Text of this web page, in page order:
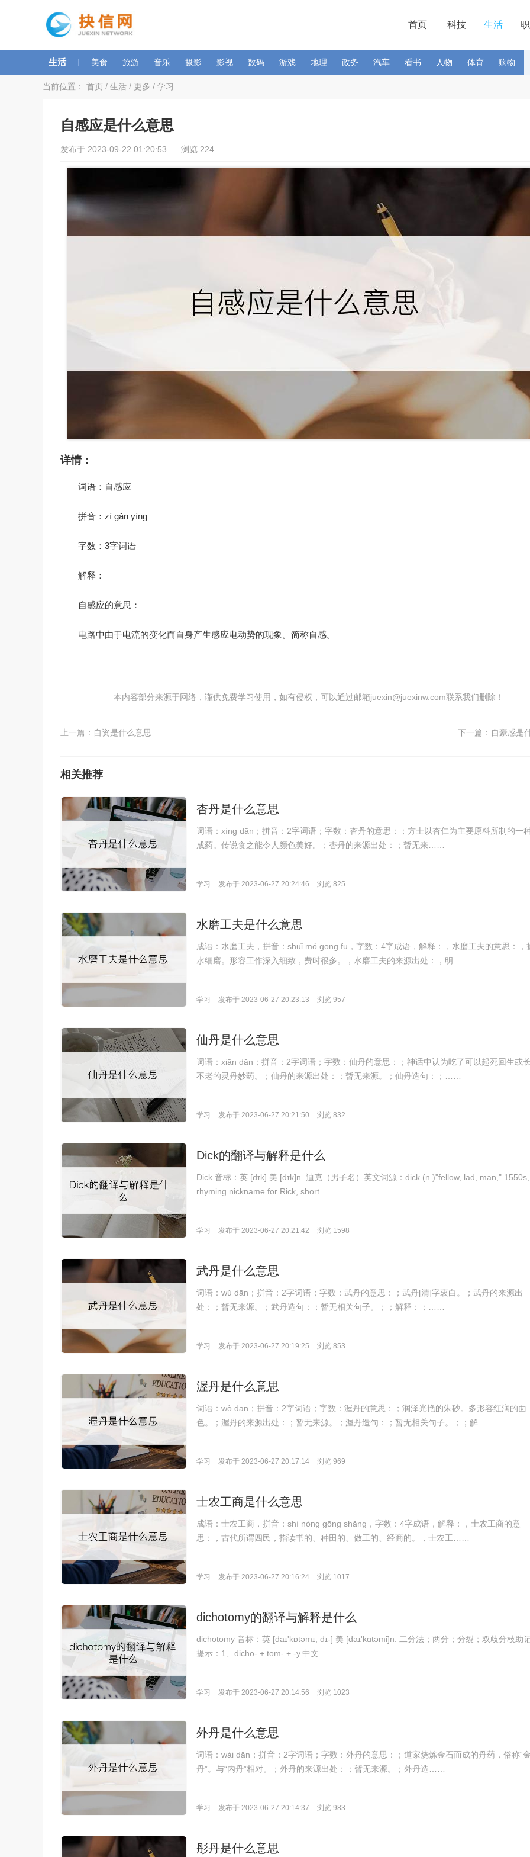
首页 科技 生活
生活 | 美食 旅游 音乐 摄影 影视 数码 游戏 地理 政务 汽车 看书 人物 体育 购物
当前位置： 首页 / 生活 / 更多 / 学习
自感应是什么意思
发布于 2023-09-22 01:20:53 浏览 224
详情：
词语：自感应
拼音：zì gǎn yìng
字数：3字词语
解释：
自感应的意思：
电路中由于电流的变化而自身产生感应电动势的现象。简称自感。
本内容部分来源于网络，谨供免费学习使用，如有侵权，可以通过邮箱juexin@juexinw.com联系我们删除！
上一篇： 自资是什么意思 下一篇： 自豪感是
相关推荐
杏丹是什么意思
词语：xìng dān；拼音：2字词语；字数：杏丹的意思：；方士以杏仁为主要原料所制的一
成药。传说食之能令人颜色美好。；杏丹的来源出处：；暂无来……
学习 发布于 2023-06-27 20:24:46 浏览 825
水磨工夫是什么意思
成语：水磨工夫，拼音：shuǐ mó gōng fū，字数：4字成语，解释：，水磨工夫的意思：，
水细磨。形容工作深入细致，费时很多。，水磨工夫的来源出处：，明……
学习 发布于 2023-06-27 20:23:13 浏览 957
仙丹是什么意思
词语：xiān dān；拼音：2字词语；字数：仙丹的意思：；神话中认为吃了可以起死回生或
不老的灵丹妙药。；仙丹的来源出处：；暂无来源。；仙丹造句：；……
学习 发布于 2023-06-27 20:21:50 浏览 832
Dick的翻译与解释是什么
Dick 音标：英 [dɪk] 美 [dɪk]n. 迪克（男子名）英文词源：dick (n.)"fellow, lad, man," 1550s,
rhyming nickname for Rick, short ……
学习 发布于 2023-06-27 20:21:42 浏览 1598
武丹是什么意思
词语：wǔ dān；拼音：2字词语；字数：武丹的意思：；武丹[清]字衷白。；武丹的来源出
处：；暂无来源。；武丹造句：；暂无相关句子。；；解释：；……
学习 发布于 2023-06-27 20:19:25 浏览 853
渥丹是什么意思
词语：wò dān；拼音：2字词语；字数：渥丹的意思：；润泽光艳的朱砂。多形容红润的面
色。；渥丹的来源出处：；暂无来源。；渥丹造句：；暂无相关句子。；；解……
学习 发布于 2023-06-27 20:17:14 浏览 969
士农工商是什么意思
成语：士农工商，拼音：shì nóng gōng shāng，字数：4字成语，解释：，士农工商的意
思：，古代所谓四民，指读书的、种田的、做工的、经商的。，士农工……
学习 发布于 2023-06-27 20:16:24 浏览 1017
dichotomy的翻译与解释是什么
dichotomy 音标：英 [daɪ'kɒtəmɪ; dɪ-] 美 [daɪ'kɑtəmi]n. 二分法；两分；分裂；双歧分枝助
提示：1、dicho- + tom- + -y.中文……
学习 发布于 2023-06-27 20:14:56 浏览 1023
外丹是什么意思
词语：wài dān；拼音：2字词语；字数：外丹的意思：；道家烧炼金石而成的丹药，俗称“
丹”。与“内丹”相对。；外丹的来源出处：；暂无来源。；外丹造……
学习 发布于 2023-06-27 20:14:37 浏览 983
彤丹是什么意思